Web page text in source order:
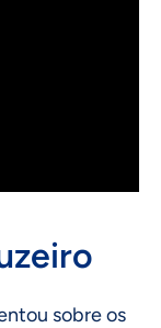
sobre os